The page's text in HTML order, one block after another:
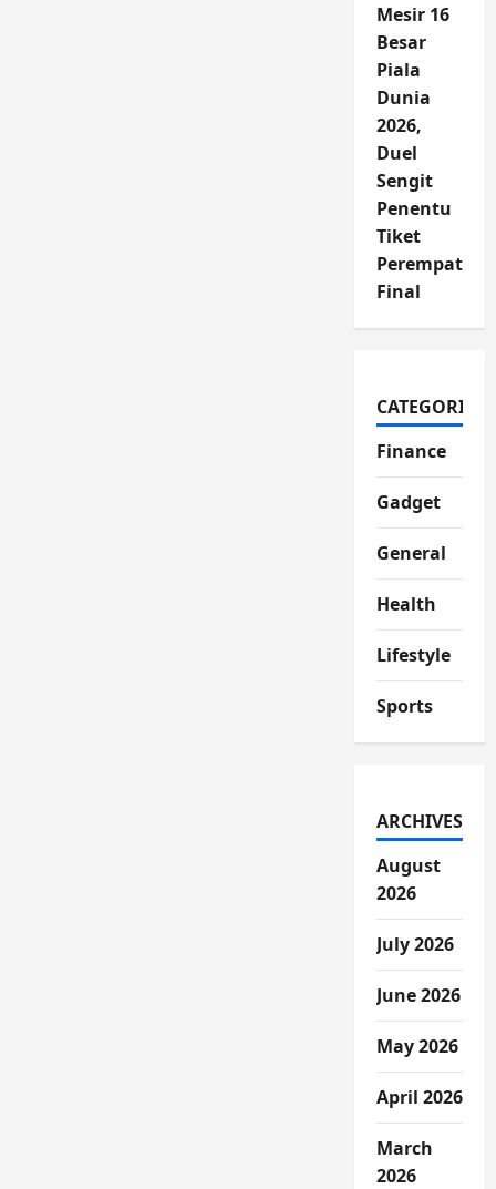
Mesir 16
Besar
Piala
Dunia
2026,
Duel
Sengit
Penentu
Tiket
Perempat
Final
CATEGORIES
Finance
Gadget
General
Health
Lifestyle
Sports
ARCHIVES
August
2026
July 2026
June 2026
May 2026
April 2026
March
2026